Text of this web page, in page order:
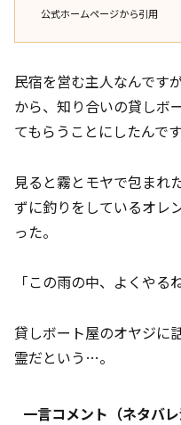
公式ホームページから引用
民宿を営む主人なんです
から、知り合いの貸しボ
てもらうことにしたんです
見ると霧とモヤで包まれ
ずに釣りをしているオレ
った。
「この雨の中、よくやる
貸しボート屋のオヤジに
霊だという…。
一言コメント（ネタバレ